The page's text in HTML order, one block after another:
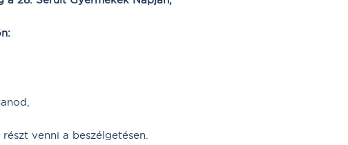
venni a beszélgetésen.